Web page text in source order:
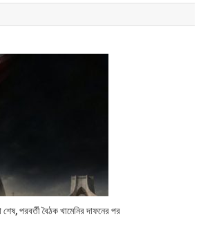
পরবর্তী বৈঠক খামেনির দাফনের পর